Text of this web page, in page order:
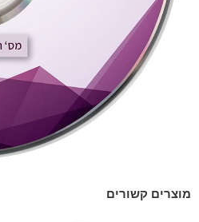
מוצרים קשורים